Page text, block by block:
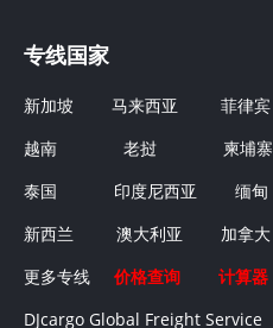
专线国家
新加坡 马来西亚
菲律宾
越南
老挝
柬埔寨
泰国
印度尼西亚
缅甸
新西兰
澳大利亚
加拿大
更多专线
价格查询
计算器
DJcargo Global Freight Service